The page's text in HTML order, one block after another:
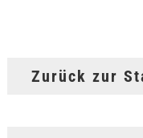
Zurück zur